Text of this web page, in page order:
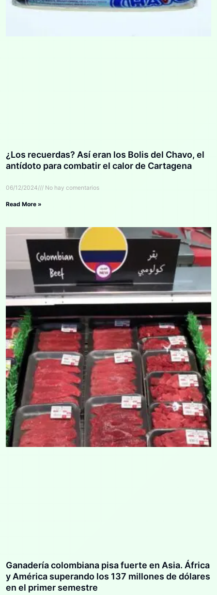
¿Los recuerdas? Así eran los Bolis del Chavo, el
antídoto para combatir el calor de Cartagena
06/12/2024 No hay comentarios
Read More »
Ganadería colombiana pisa fuerte en Asia. África
y América superando los 137 millones de dólares
en el primer semestre